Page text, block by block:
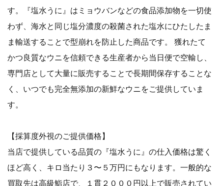
す。『塩水うに』はミョウバンなどの食品添加物を一切使
わず、海水と同じ塩分濃度の殺菌された塩水にひたしたま
ま輸送することで型崩れを防止した商品です。 獲れたて
かつ良質なウニを信頼できる生産者から当日便で空輸し、
専門店として大量に販売することで長期間保存することな
く、いつでも完全無添加の新鮮なウニをご提供していま
す。
【採算度外視のご提供価格】
当店で提供している品質の『塩水うに』の仕入価格は驚く
ほど高く、キロ当たり３〜５万円にもなります。一般的な
買取先は高級鮨店で、１貫２０００円以上で販売されてい